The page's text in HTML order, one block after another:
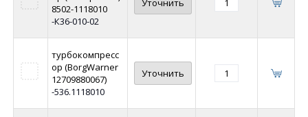
8502-1118010
-К36-010-02
Уточнить
турбокомпресс
ор (BorgWarner
12709880067)
-536.1118010
Уточнить